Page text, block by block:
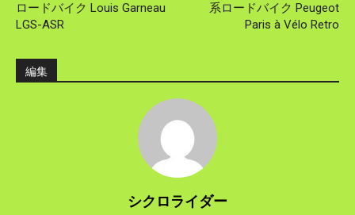
ロードバイク Louis Garneau
LGS-ASR
系ロードバイク Peugeot
Paris à Vélo Retro
編集
シクロライダー